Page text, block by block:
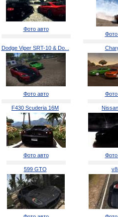
Фото авто
Фото
Dodge Viper SRT-10 & Do...
Фото авто Фото
F430 Scuderia 16M
Фото авто Фото
599 GTO